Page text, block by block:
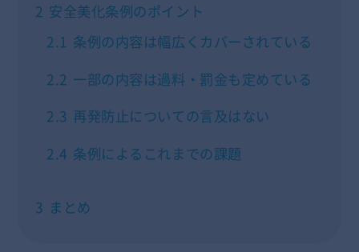
2 安全美化条例のポイント
2.1 条例の内容は幅広くカバーされている
2.2 一部の内容は過料・罰金も定めている
2.3 再発防止についての言及はない
2.4 条例によるこれまでの課題
3 まとめ